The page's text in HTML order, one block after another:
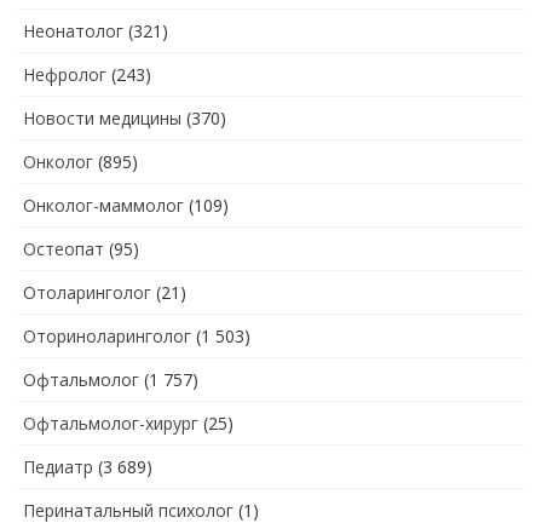
Неонатолог (321)
Нефролог (243)
Новости медицины (370)
Онколог (895)
Онколог-маммолог (109)
Остеопат (95)
Отоларинголог (21)
Оториноларинголог (1 503)
Офтальмолог (1 757)
Офтальмолог-хирург (25)
Педиатр (3 689)
Перинатальный психолог (1)